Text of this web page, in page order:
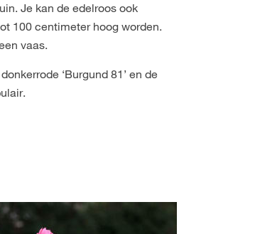
Je kan de edelroos ook
100 centimeter hoog worden.
vaas.
‘Burgund 81’ en de